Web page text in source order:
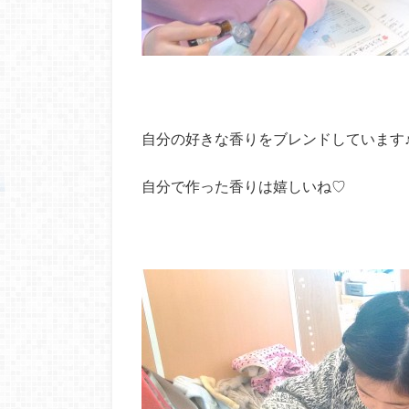
自分の好きな香りをブレンドしています
自分で作った香りは嬉しいね♡